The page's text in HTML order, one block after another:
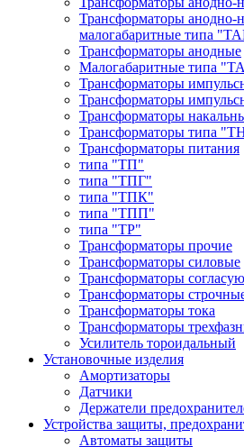
Трансформаторы анодно-
малогабаритные типа
Трансформаторы анодные
Малогабаритные типа
Трансформаторы
Трансформаторы
Трансформаторы
Трансформаторы типа
Трансформаторы питания
типа "ТП"
типа "ТПГ"
типа "ТПК"
типа "ТПП"
типа "ТР"
Трансформаторы прочие
Трансформаторы силовые
Трансформаторы
Трансформаторы
Трансформаторы тока
Трансформаторы
Усилитель тороидальный
Установочные изделия
Амортизаторы
Датчики
Держатели
Устройства защиты,
Автоматы защиты